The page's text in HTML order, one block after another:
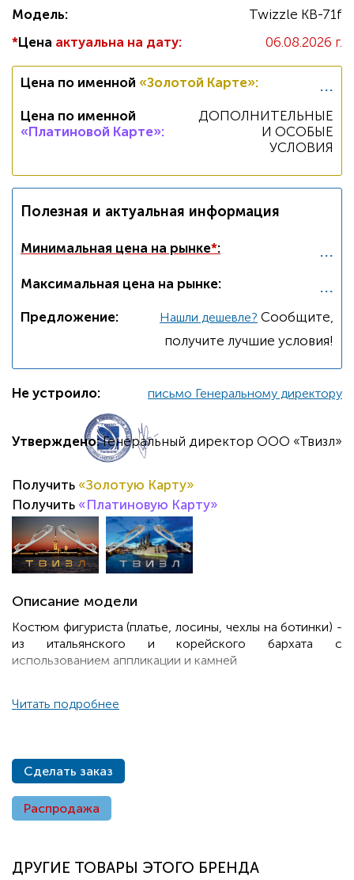
Модель:
Twizzle KB-71f
*Цена актуальна на дату: 06.08.2026 г.
Цена по именной «Золотой Карте»: ...
Цена по именной
«Платиновой Карте»:
ДОПОЛНИТЕЛЬНЫЕ
И ОСОБЫЕ
УСЛОВИЯ
Полезная и актуальная информация
Минимальная цена на рынке*: ...
Максимальная цена на рынке: ...
Предложение: Нашли дешевле? Cообщите,
получите лучшие условия!
Не устроило: письмо Генеральному директору
Утверждено: Генеральный директор ООО «Твизл»
Получить «Золотую Карту»
Получить «Платиновую Карту»
Описание модели
Костюм фигуриста (платье, лосины, чехлы на ботинки) -
из итальянского и корейского бархата с
использованием аппликации и камней
Читать подробнее
Сделать заказ
Распродажа
ДРУГИЕ ТОВАРЫ ЭТОГО БРЕНДА